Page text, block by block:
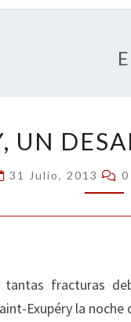
UN
MÁS
UN
31 Julio, 2013
fracturas
Exupéry la